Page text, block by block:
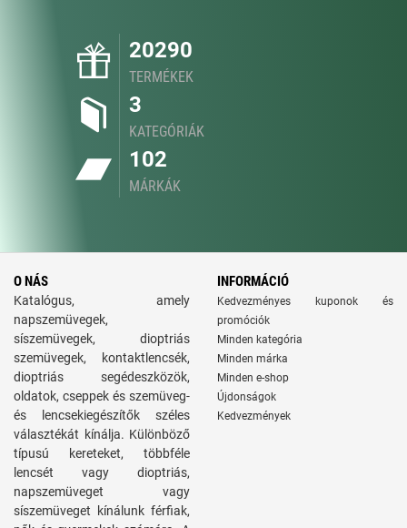
20290
TERMÉKEK
3
KATEGÓRIÁK
102
MÁRKÁK
O NÁS
Katalógus, amely
napszemüvegek,
síszemüvegek, dioptriás
szemüvegek, kontaktlencsék,
dioptriás segédeszközök,
oldatok, cseppek és szemüveg-
és lencsekiegészítők széles
választékát kínálja. Különböző
típusú kereteket, többféle
lencsét vagy dioptriás,
napszemüveget vagy
síszemüveget kínálunk férfiak,
INFORMÁCIÓ
Kedvezményes kuponok és
promóciók
Minden kategória
Minden márka
Minden e-shop
Újdonságok
Kedvezmények